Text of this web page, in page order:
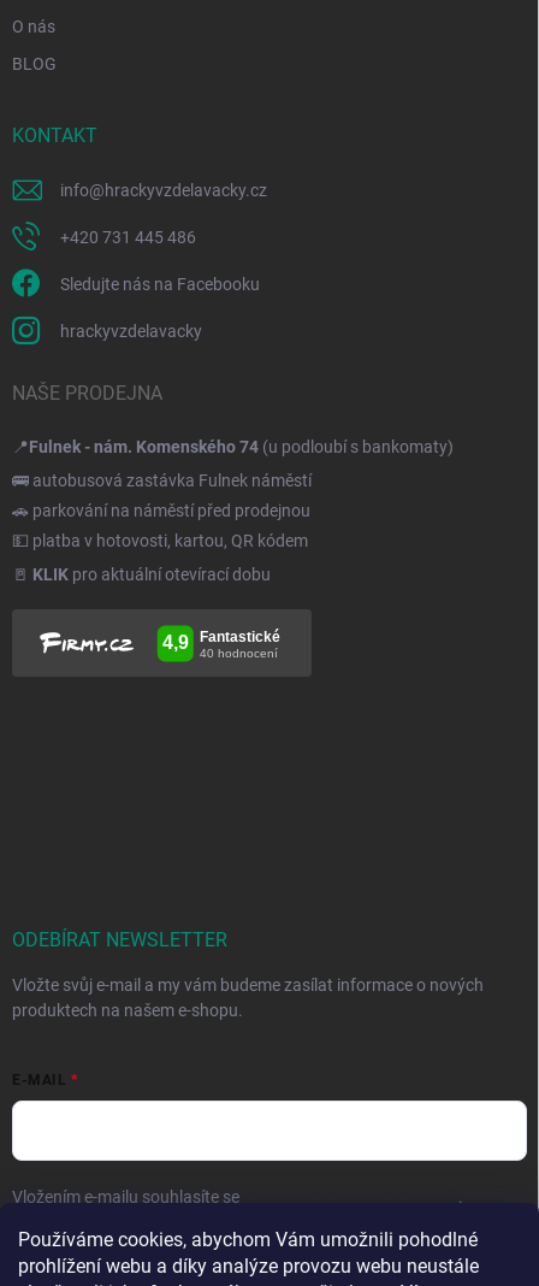
Používáme cookies, abychom Vám umožnili pohodlné
prohlížení webu a díky analýze provozu webu neustále
O nás
BLOG
KONTAKT
info@hrackyvzdelavacky.cz
+420 731 445 486
Sledujte nás na Facebooku
hrackyvzdelavacky
NAŠE PRODEJNA
📍Fulnek - nám. Komenského 74 (u podloubí s bankomaty)
🚌 autobusová zastávka Fulnek náměstí
🚗 parkování na náměstí před prodejnou
💵 platba v hotovosti, kartou, QR kódem
🚪 KLIK pro aktuální otevírací dobu
ODEBÍRAT NEWSLETTER
Vložte svůj e-mail a my vám budeme zasílat informace o nových
produktech na našem e-shopu.
E-MAIL
Vložením e-mailu souhlasíte se .
Přihlásit se